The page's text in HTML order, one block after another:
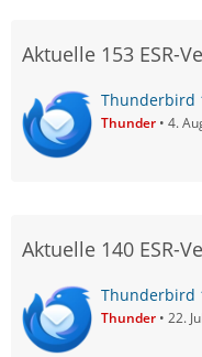
Aktuelle 153 ESR-
Thunderbird
Thunder 4.
Aktuelle 140 ESR-
Thunderbird
Thunder 22.